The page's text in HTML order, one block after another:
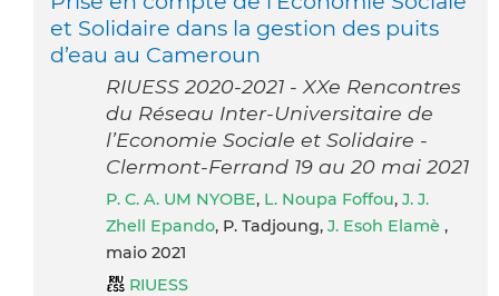
et Solidaire dans la gestion des puits
d’eau au Cameroun
RIUESS 2020-2021 - XXe Rencontres
du Réseau Inter-Universitaire de
l’Economie Sociale et Solidaire -
Clermont-Ferrand 19 au 20 mai 2021
P. C. A. UM NYOBE, L. Noupa Foffou, J. J.
Zhell Epando, P. Tadjoung, J. Esoh Elamè ,
maio 2021
RIUESS